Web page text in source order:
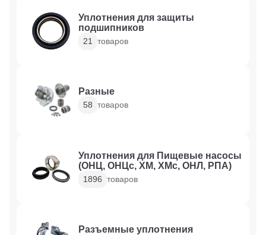
Уплотнения для защиты
подшипников
21 товаров
Разные
58 товаров
Уплотнения для Пищевые насосы
(ОНЦ, ОНЦс, ХМ, ХМс, ОНЛ, РПА)
1896 товаров
Разъемные уплотнения